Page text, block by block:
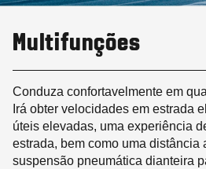
Multifunções
Conduza confortavelmente em
Irá obter velocidades em estrada
úteis elevadas, uma experiência
estrada, bem como uma distância
suspensão pneumática dianteira